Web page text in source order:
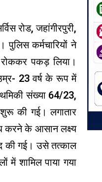
रोड, जहांगीरपुरी,
कर्मचारियों ने
रोककर पकड़ लिया।
23 वर्ष के रूप में
संख्या 64/23,
की गई। लगातार
करने के आसान लक्ष्य
की गई। उसे तत्काल
में शामिल पाया गया